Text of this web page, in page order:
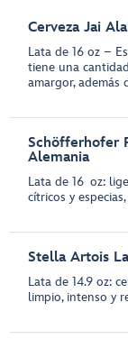
Cerveza Jai
Lata de 16 oz –
tiene una
amargor, además
Schöfferhofer
Alemania
Lata de 16 oz:
cítricos y
Stella Artois
Lata de 14.9 oz:
limpio, intenso y